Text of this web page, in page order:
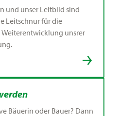
und unser Leitbild sind
Leitschnur für die
unsrer
Bäuerin oder Bauer? Dann